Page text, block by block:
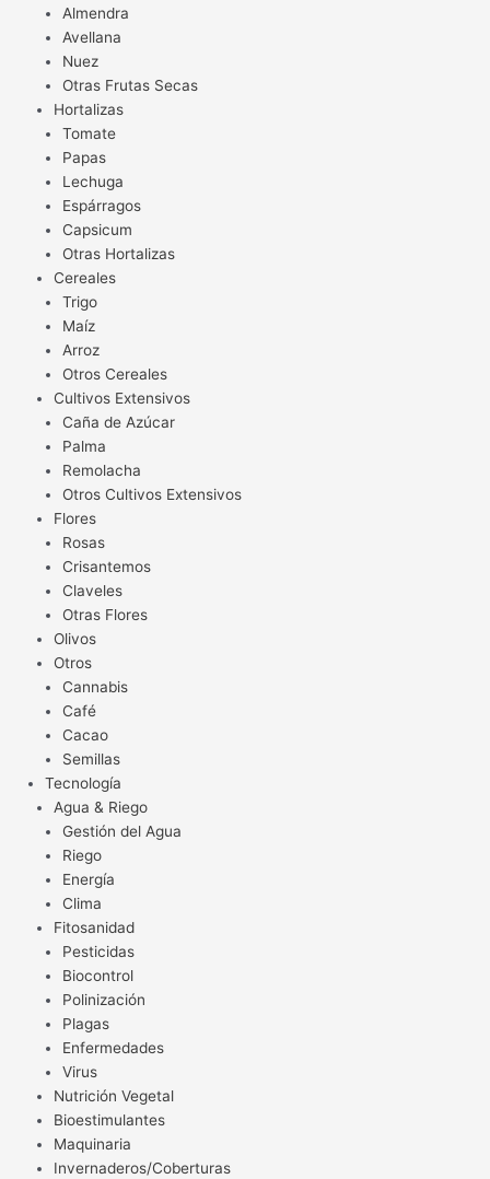
Almendra
Avellana
Nuez
Otras Frutas Secas
Hortalizas
Tomate
Papas
Lechuga
Espárragos
Capsicum
Otras Hortalizas
Cereales
Trigo
Maíz
Arroz
Otros Cereales
Cultivos Extensivos
Caña de Azúcar
Palma
Remolacha
Otros Cultivos Extensivos
Flores
Rosas
Crisantemos
Claveles
Otras Flores
Olivos
Otros
Cannabis
Café
Cacao
Semillas
Tecnología
Agua & Riego
Gestión del Agua
Riego
Energía
Clima
Fitosanidad
Pesticidas
Biocontrol
Polinización
Plagas
Enfermedades
Virus
Nutrición Vegetal
Bioestimulantes
Maquinaria
Invernaderos/Coberturas